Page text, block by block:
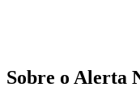
Sobre o Alerta